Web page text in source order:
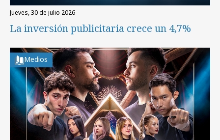
jueves, 30 de julio 2026
La inversión publicitaria crece un 4,7%
Medios